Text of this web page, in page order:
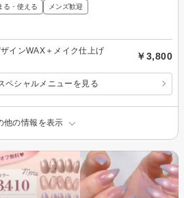
る・使える メンズ歓迎
インWAX＋メイク仕上げ
￥3,800
ペシャルメニューを見る
他の情報を表示